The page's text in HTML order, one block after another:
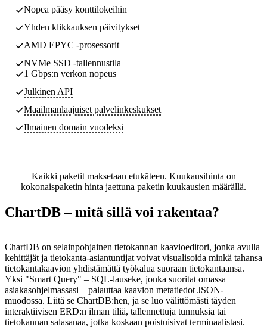
Nopea pääsy konttilokeihin
Yhden klikkauksen päivitykset
AMD EPYC -prosessorit
NVMe SSD -tallennustila
1 Gbps:n verkon nopeus
Julkinen API
Maailmanlaajuiset palvelinkeskukset
Ilmainen domain vuodeksi
Kaikki paketit maksetaan etukäteen. Kuukausihinta on
kokonaispaketin hinta jaettuna paketin kuukausien määrällä.
ChartDB – mitä sillä voi rakentaa?
ChartDB on selainpohjainen tietokannan kaavioeditori, jonka avulla
kehittäjät ja tietokanta-asiantuntijat voivat visualisoida minkä tahansa
tietokantakaavion yhdistämättä työkalua suoraan tietokantaansa.
Yksi "Smart Query" – SQL-lauseke, jonka suoritat omassa
asiakasohjelmassasi – palauttaa kaavion metatiedot JSON-
muodossa. Liitä se ChartDB:hen, ja se luo välittömästi täyden
interaktiivisen ERD:n ilman tiliä, tallennettuja tunnuksia tai
tietokannan salasanaa, jotka koskaan poistuisivat terminaalistasi.